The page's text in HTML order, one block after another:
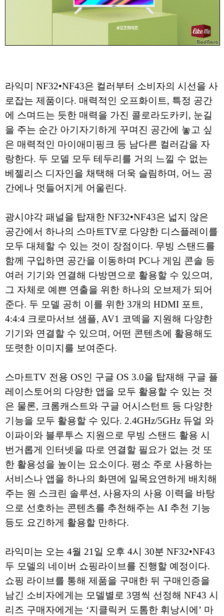
라익미 NF32•NF43은 컬러부터 소비자의 시선을 사
로잡는 제품이다. 매력적인 오프화이트, 특정 공간
에 스며드는 듯한 매력을 가진 콜로라도카키, 눈길
을 주는 순간 아기자기하게 꾸며진 공간에 놓고 싶
은 매력적인 마이애미핑크 등 남다른 컬러감을 자
랑한다. 두 모델 모두 테두리를 거의 느낄 수 없는
베젤리스 디자인을 채택해 더욱 슬림하며, 어느 공
간에나 멋들어지게 어울린다.
광시야각 패널을 탑재한 NF32•NF43은 넓지 않은
공간에서 하나의 스마트TV로 다양한 디스플레이를
모두 대체할 수 있는 것이 장점이다. 무빙 스탠드를
함께 구입하면 공간을 이동하며 PC나 게임 콘솔 등
여러 기기와 연결해 다방면으로 활용할 수 있으며,
그 자체로 예쁜 연출을 위한 하나의 오브제가 되어
준다. 두 모델 공히 이를 위한 3개의 HDMI 포트,
4:4:4 크로마서브 샘플, AV1 코덱을 지원해 다양한
기기와 연결할 수 있으며, 어떤 콘텐츠에 활용해도
또렷한 이미지를 보여준다.
스마트TV 전용 OS인 구글 OS 3.0을 탑재해 구글 플
레이스토어의 다양한 앱을 모두 활용할 수 있는 것
은 물론, 크롬캐스트와 구글 어시스턴트 등 다양한
기능을 모두 활용할 수 있다. 2.4GHz/5GHz 듀얼 와
이파이와 블루투스 지원으로 무빙 스탠드 활용 시
번거롭게 인터넷을 따로 연결할 필요가 없는 것 또
한 활용성을 높이는 요소이다. 평소 주로 사용하는
서비스나 앱을 하나의 화면에 일목요연하게 배치해
주는 원 스크린 솔루션, 사용자의 사용 이력을 바탕
으로 선호하는 콘텐츠를 추천해주는 AI 추천 기능
등도 요긴하게 활용할 만하다.
라익미는 오는 4월 21일 오후 4시 30분 NF32•NF43
두 모델의 네이버 쇼핑라이브를 진행할 예정이다.
쇼핑 라이브를 통해 제품을 구매한 뒤 구매인증을
남긴 소비자에게는 모델별로 3명씩 선정해 NF43 시
리즈 구매자에게는 ‘지클릭커 도톰한 휘낭시에’ 마